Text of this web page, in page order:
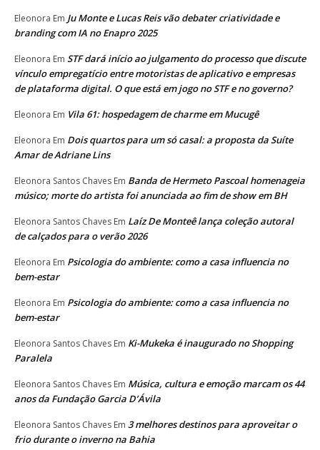
Eleonora Em Ju Monte e Lucas Reis vão debater criatividade e
branding com IA no Enapro 2025
Eleonora Em STF dará início ao julgamento do processo que discute
vínculo empregatício entre motoristas de aplicativo e empresas
de plataforma digital. O que está em jogo no STF e no governo?
Eleonora Em Vila 61: hospedagem de charme em Mucugê
Eleonora Em Dois quartos para um só casal: a proposta da Suíte
Amar de Adriane Lins
Eleonora Santos Chaves Em Banda de Hermeto Pascoal homenageia
músico; morte do artista foi anunciada ao fim de show em BH
Eleonora Santos Chaves Em Laíz De Monteê lança coleção autoral
de calçados para o verão 2026
Eleonora Em Psicologia do ambiente: como a casa influencia no
bem-estar
Eleonora Em Psicologia do ambiente: como a casa influencia no
bem-estar
Eleonora Santos Chaves Em Ki-Mukeka é inaugurado no Shopping
Paralela
Eleonora Santos Chaves Em Música, cultura e emoção marcam os 44
anos da Fundação Garcia D’Ávila
Eleonora Santos Chaves Em 3 melhores destinos para aproveitar o
frio durante o inverno na Bahia